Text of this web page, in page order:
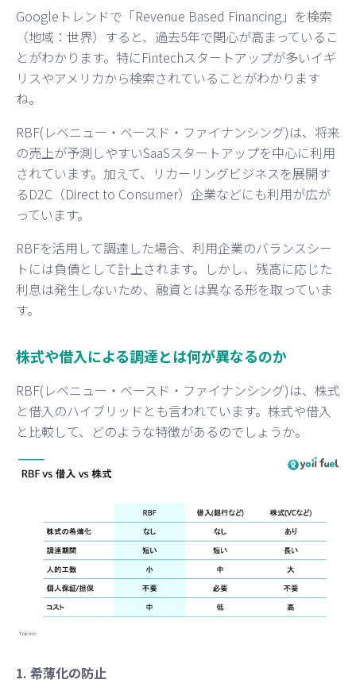
Googleトレンドで「Revenue Based Financing」を検索
（地域：世界）すると、過去5年で関心が高まっているこ
とがわかります。特にFintechスタートアップが多いイギ
リスやアメリカから検索されていることがわかります
ね。
RBF(レベニュー・ベースド・ファイナンシング)は、将来
の売上が予測しやすいSaaSスタートアップを中心に利用
されています。加えて、リカーリングビジネスを展開す
るD2C（Direct to Consumer）企業などにも利用が広が
っています。
RBFを活用して調達した場合、利用企業のバランスシー
トには負債として計上されます。しかし、残高に応じた
利息は発生しないため、融資とは異なる形を取っていま
す。
株式や借入による調達とは何が異なるのか
RBF(レベニュー・ベースド・ファイナンシング)は、株式
と借入のハイブリッドとも言われています。株式や借入
と比較して、どのような特徴があるのでしょうか。
1. 希薄化の防止